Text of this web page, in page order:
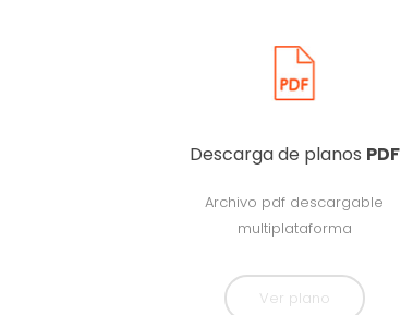
Descarga de planos PDF
Archivo pdf descargable
multiplataforma
Ver plano